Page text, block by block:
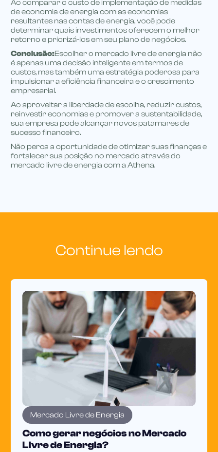
Ao comparar o custo de implementação de medidas
de economia de energia com as economias
resultantes nas contas de energia, você pode
determinar quais investimentos oferecem o melhor
retorno e priorizá-los em seu plano de negócios.
Conclusão:Escolher o mercado livre de energia não
é apenas uma decisão inteligente em termos de
custos, mas também uma estratégia poderosa para
impulsionar a eficiência financeira e o crescimento
empresarial.
Ao aproveitar a liberdade de escolha, reduzir custos,
reinvestir economias e promover a sustentabilidade,
sua empresa pode alcançar novos patamares de
sucesso financeiro.
Não perca a oportunidade de otimizar suas finanças e
fortalecer sua posição no mercado através do
mercado livre de energia com a Athena.
Continue lendo
Mercado Livre de Energia
Como gerar negócios no Mercado
Livre de Energia?